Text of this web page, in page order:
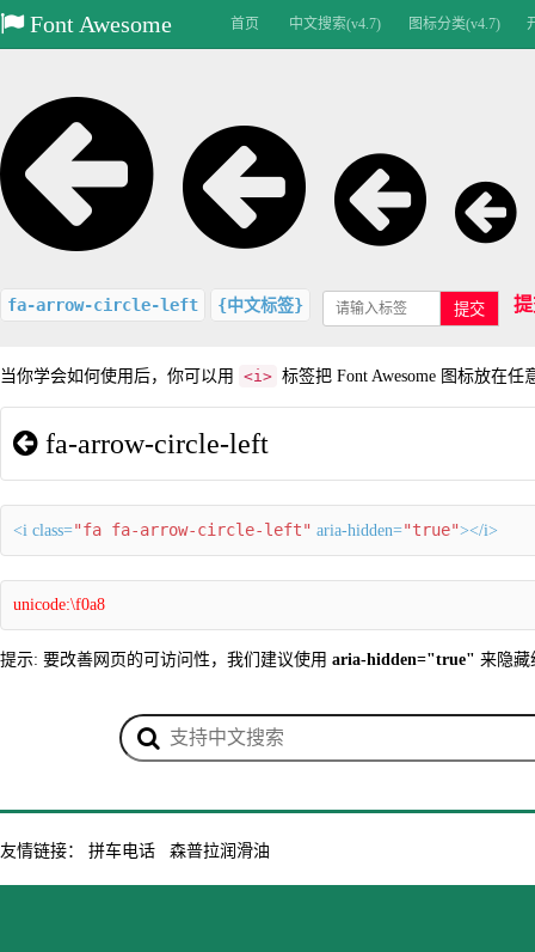
Font Awesome 首页 中文搜索(v4.7) 图标分类(v4.7)
fa-arrow-circle-left {中文标签} 提交
当你学会如何使用后，你可以用 <i> 标签把 Font Awesome 图标放在任
fa-arrow-circle-left
<i class="fa fa-arrow-circle-left" aria-hidden="true"></i>
unicode:\f0a8
提示: 要改善网页的可访问性，我们建议使用 aria-hidden="true" 来隐藏
友情链接： 拼车电话 森普拉润滑油